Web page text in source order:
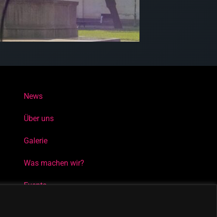
News
Über uns
Galerie
Was machen wir?
Events